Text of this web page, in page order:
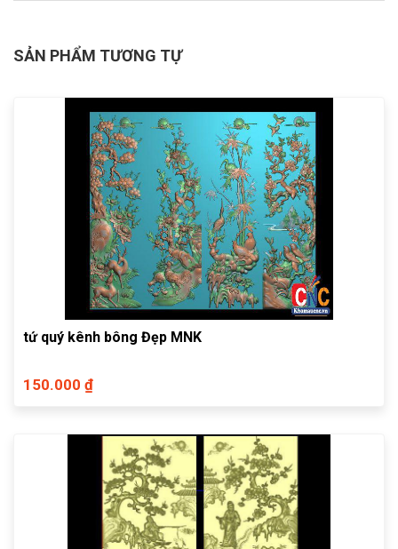
SẢN PHẨM TƯƠNG TỰ
tứ quý kênh bông Đẹp MNK
150.000 ₫